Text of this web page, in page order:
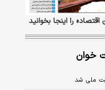
را اینجا بخوانید
خوان
ملی شد